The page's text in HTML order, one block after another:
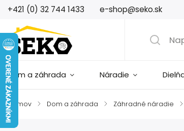
+421 (0) 32 744 1433 e-shop@seko.sk
Dom a záhrada Náradie
Domov / Dom a záhrada / Záhradné náradie /